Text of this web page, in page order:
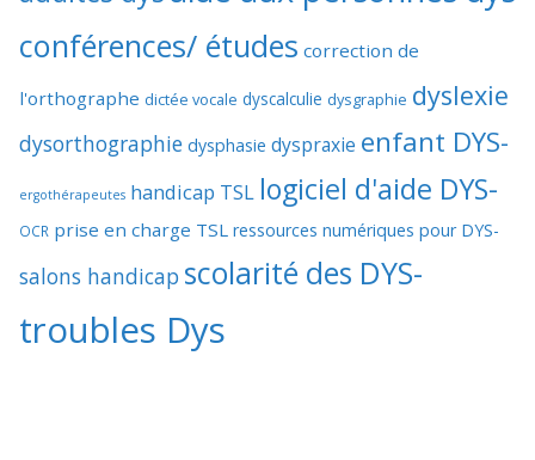
conférences/ études correction de
l'orthographe dictée vocale dyscalculie dysgraphie dyslexie
dysorthographie dysphasie dyspraxie enfant DYS-
ergothérapeutes handicap TSL logiciel d'aide DYS-
OCR prise en charge TSL ressources numériques pour DYS-
salons handicap scolarité des DYS-
troubles Dys